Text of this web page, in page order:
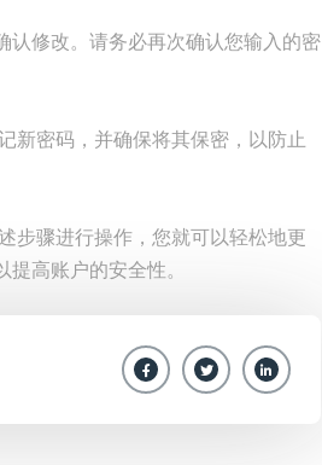
认修改。请务必再次确认您输入的密
新密码，并确保将其保密，以防止
步骤进行操作，您就可以轻松地更
高账户的安全性。